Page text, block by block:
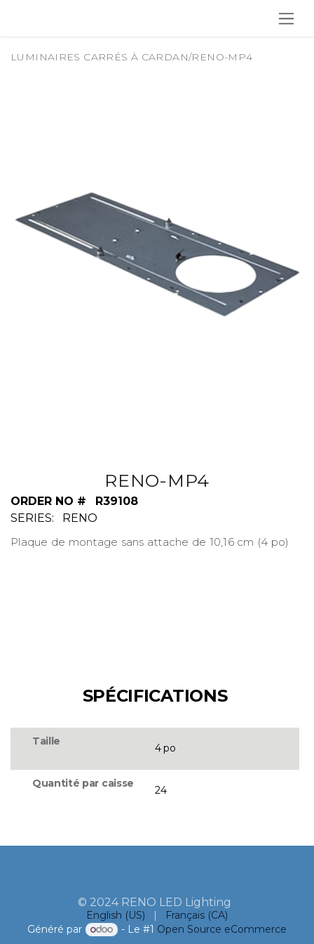
LUMINAIRES CARRÉS À CARDAN/RENO-MP4
RENO-MP4
ORDER NO #
R39108
SERIES:
RENO
Plaque de montage sans attache de 10,16 cm (4 po)
SPÉCIFICATIONS
Taille
4 po
Quantité par caisse
24
© 2024 RENO LED Lighting
English (US) |
Français (CA)
Généré par
- Le #1 Open Source eCommerce